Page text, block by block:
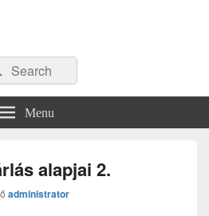
Search
Menu
alapjai 2.
administrator